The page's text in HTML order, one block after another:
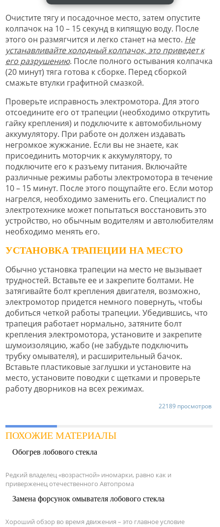
Очистите тягу и посадочное место, затем опустите
колпачок на 10 – 15 секунд в кипящую воду. После
этого он размягчится и легко станет на место. Не
устанавливайте холодный колпачок, это приведет к
его разрушению. После полного остывания колпачка
(20 минут) тяга готова к сборке. Перед сборкой
смажьте втулки графитной смазкой.
Проверьте исправность электромотора. Для этого
отсоедините его от трапеции (необходимо открутить
гайку крепления) и подключите к автомобильному
аккумулятору. При работе он должен издавать
негромкое жужжание. Если вы не знаете, как
присоединить моторчик к аккумулятору, то
подключите его к разъему питания. Включайте
различные режимы работы электромотора в течение
10 – 15 минут. После этого пощупайте его. Если мотор
нагрелся, необходимо заменить его. Специалист по
электротехнике может попытаться восстановить это
устройство, но обычным водителям и автолюбителям
необходимо менять его.
УСТАНОВКА ТРАПЕЦИИ НА МЕСТО
Обычно установка трапеции на место не вызывает
трудностей. Вставьте ее и закрепите болтами. Не
затягивайте болт крепления двигателя, возможно,
электромотор придется немного повернуть, чтобы
добиться четкой работы трапеции. Убедившись, что
трапеция работает нормально, затяните болт
крепления электромотора, установите и закрепите
шумоизоляцию, жабо (не забудьте подключить
трубку омывателя), и расширительный бачок.
Вставьте пластиковые заглушки и установите на
место, установите поводки с щетками и проверьте
работу дворников на всех режимах.
22189 просмотров
ПОХОЖИЕ МАТЕРИАЛЫ
Обогрев лобового стекла
Редкий владелец «возрастной» иномарки, равно как и
приверженец отечественного Автопрома
Замена форсунок омывателя лобового стекла
Хороший обзор во время движения – это главное условие